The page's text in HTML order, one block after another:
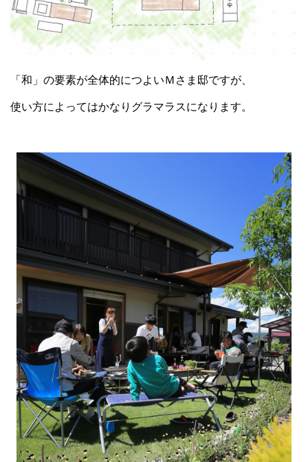
「和」の要素が全体的につよいＭさま邸ですが、
使い方によってはかなりグラマラスになります。